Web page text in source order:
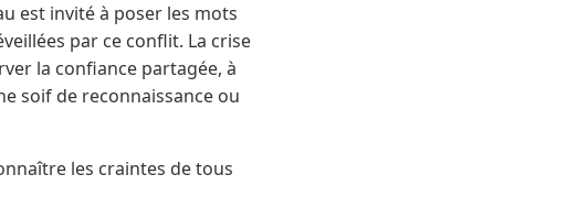
est invité à poser les mots
par ce conflit. La crise
la confiance partagée, à
soif de reconnaissance ou
les craintes de tous